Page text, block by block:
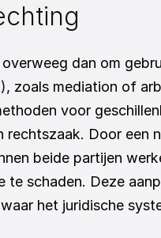
dan om
, zoals mediation of
voor
rechtszaak. Door een
beide partijen
te schaden. Deze
het juridische